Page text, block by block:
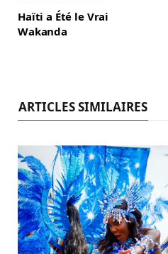
Haïti a Été le Vrai
Wakanda
ARTICLES SIMILAIRES